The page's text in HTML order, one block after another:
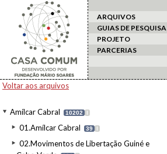
ARQUIVOS
GUIAS DE PESQUISA
PROJETO
PARCERIAS
Voltar aos arquivos
Amílcar Cabral 10202 I
01.Amílcar Cabral 39 I
02.Movimentos de Libertação Guiné e